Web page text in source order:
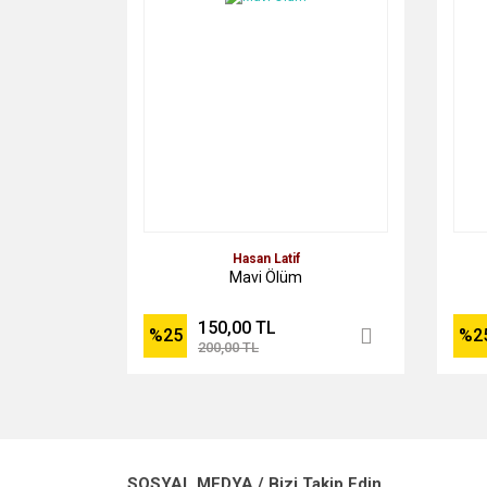
Hasan Latif
Mavi Ölüm
%25 150,00 TL
200,00 TL